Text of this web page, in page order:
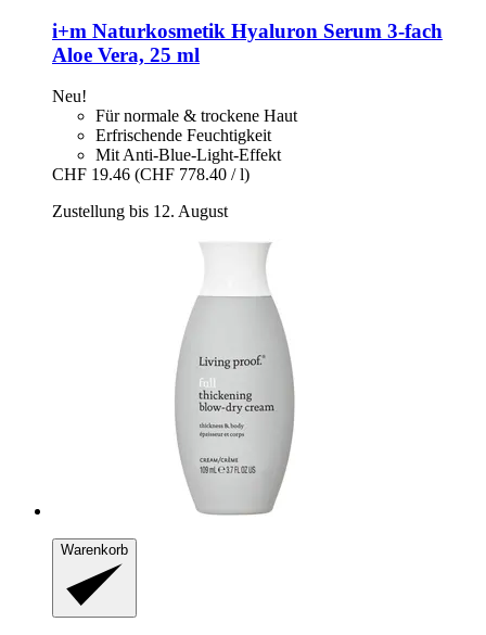
i+m Naturkosmetik Hyaluron Serum 3-​fach
Aloe Vera, 25 ml
Neu!
Für normale & trockene Haut
Erfrischende Feuchtigkeit
Mit Anti-Blue-Light-Effekt
CHF 19.46 (CHF 778.40 / l)
Zustellung bis 12. August
Warenkorb